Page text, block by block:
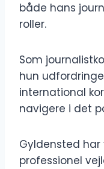
både hans
roller.
Som
hun
international
navigere i det
Gyldensted
professionel